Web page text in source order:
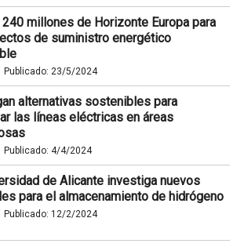
millones de Horizonte Europa para
de suministro energético
Publicado: 23/5/2024
alternativas sostenibles para
las líneas eléctricas en áreas
Publicado: 4/4/2024
de Alicante investiga nuevos
para el almacenamiento de hidrógeno
Publicado: 12/2/2024